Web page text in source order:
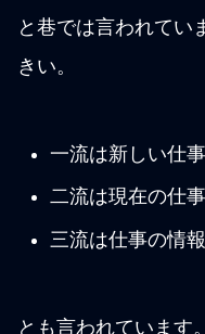
と巷では言われてい
きい。
一流は新しい仕
二流は現在の仕
三流は仕事の情
とも言われています